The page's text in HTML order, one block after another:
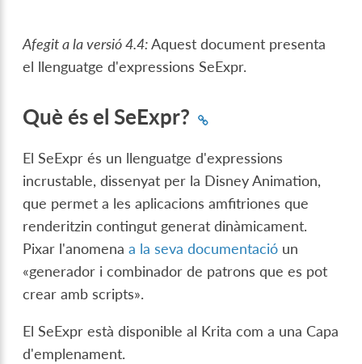
Afegit a la versió 4.4:Aquest document presenta
el llenguatge d'expressions SeExpr.
Què és el SeExpr?
El SeExpr és un llenguatge d'expressions
incrustable, dissenyat per la Disney Animation,
que permet a les aplicacions amfitriones que
renderitzin contingut generat dinàmicament.
Pixar l'anomenaa la seva documentació un
«generador i combinador de patrons que es pot
crear amb scripts».
El SeExpr està disponible al Krita com a una Capa
d'emplenament.